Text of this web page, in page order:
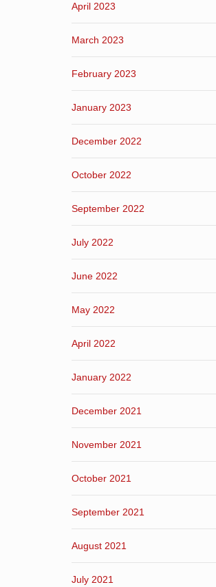
April 2023
March 2023
February 2023
January 2023
December 2022
October 2022
September 2022
July 2022
June 2022
May 2022
April 2022
January 2022
December 2021
November 2021
October 2021
September 2021
August 2021
July 2021